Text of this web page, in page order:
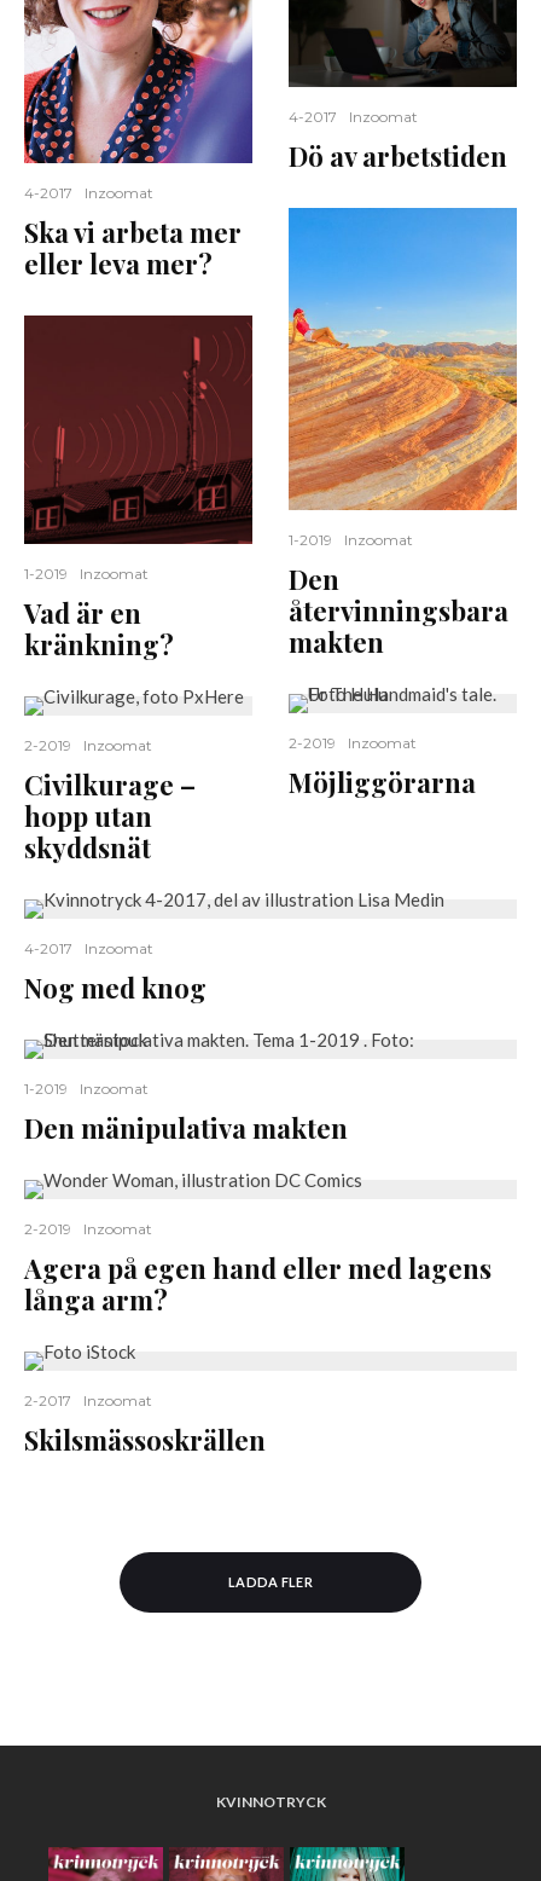
4-2017 Inzoomat
Ska vi arbeta mer
eller leva mer?
1-2019 Inzoomat
Vad är en
kränkning?
2-2019 Inzoomat
Civilkurage –
hopp utan
skyddsnät
4-2017 Inzoomat
Dö av arbetstiden
1-2019 Inzoomat
Den
återvinningsbara
makten
2-2019 Inzoomat
Möjliggörarna
4-2017 Inzoomat
Nog med knog
1-2019 Inzoomat
Den mänipulativa makten
2-2019 Inzoomat
Agera på egen hand eller med lagens
långa arm?
2-2017 Inzoomat
Skilsmässoskrällen
LADDA FLER
KVINNOTRYCK